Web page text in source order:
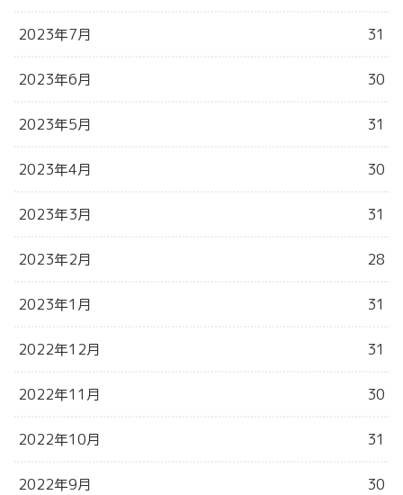
2023年7月 31
2023年6月 30
2023年5月 31
2023年4月 30
2023年3月 31
2023年2月 28
2023年1月 31
2022年12月 31
2022年11月 30
2022年10月 31
2022年9月 30